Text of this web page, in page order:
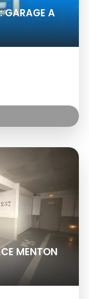
GARAGE A
MENTON